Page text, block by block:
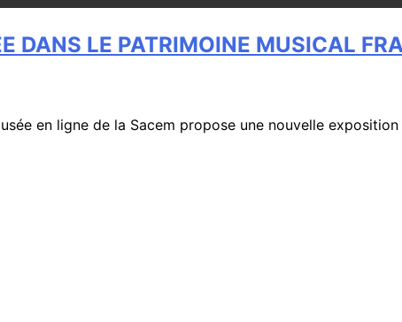
DANS LE PATRIMOINE MUSICAL
en ligne de la Sacem propose une nouvelle